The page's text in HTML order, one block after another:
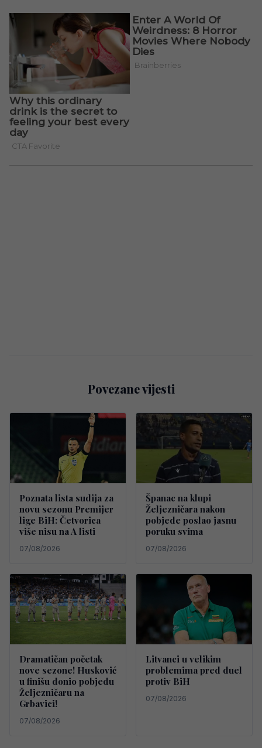
Povezane vijesti
Poznata lista sudija za
novu sezonu Premijer
lige BiH: Četvorica
više nisu na A listi
07/08/2026
Španac na klupi
Željezničara nakon
pobjede poslao jasnu
poruku svima
07/08/2026
Dramatičan početak
nove sezone! Husković
u finišu donio pobjedu
Željezničaru na
Grbavici!
07/08/2026
Litvanci u velikim
problemima pred duel
protiv BiH
07/08/2026